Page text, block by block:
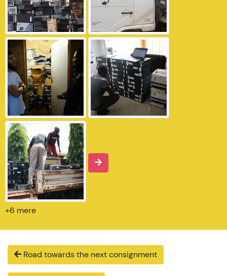
+6 mere
Road towards the next consignment